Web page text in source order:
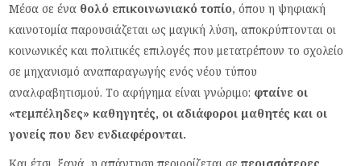
Μέσα σε ένα θολό επικοινωνιακό τοπίο, όπου η ψηφιακή
καινοτομία παρουσιάζεται ως μαγική λύση, αποκρύπτονται οι
κοινωνικές και πολιτικές επιλογές που μετατρέπουν το σχολείο
σε μηχανισμό αναπαραγωγής ενός νέου τύπου
αναλφαβητισμού. Το αφήγημα είναι γνώριμο: φταίνε οι
«τεμπέληδες» καθηγητές, οι αδιάφοροι μαθητές και οι
γονείς που δεν ενδιαφέρονται.